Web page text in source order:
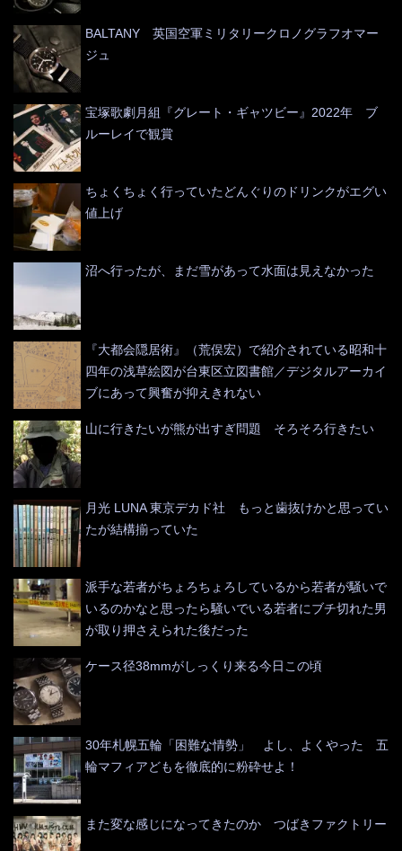
BALTANY 英国空軍ミリタリークロノグラフオマー
ジュ
宝塚歌劇月組『グレート・ギャツビー』2022年 ブ
ルーレイで観賞
ちょくちょく行っていたどんぐりのドリンクがエグい
値上げ
沼へ行ったが、まだ雪があって水面は見えなかった
『大都会隠居術』（荒俣宏）で紹介されている昭和十
四年の浅草絵図が台東区立図書館／デジタルアーカイ
ブにあって興奮が抑えきれない
山に行きたいが熊が出すぎ問題 そろそろ行きたい
月光 LUNA 東京デカド社 もっと歯抜けかと思ってい
たが結構揃っていた
派手な若者がちょろちょろしているから若者が騒いで
いるのかなと思ったら騒いでいる若者にブチ切れた男
が取り押さえられた後だった
ケース径38mmがしっくり来る今日この頃
30年札幌五輪「困難な情勢」 よし、よくやった 五
輪マフィアどもを徹底的に粉砕せよ！
また変な感じになってきたのか つばきファクトリー